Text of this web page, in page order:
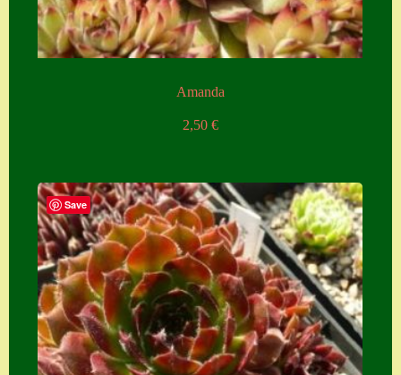
Amanda
2,50 €
Save